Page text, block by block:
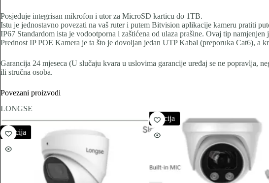
Posjeduje integrisan mikrofon i utor za MicroSD karticu do 1TB.
Istu je jednostavno povezati na vaš ruter i putem Bitvision aplikacije kameru pratiti
IP67 Standardom ista je vodootporna i zaštićena od ulaza prašine. Ovaj tip namjenjen
Prednost IP POE Kamera je ta što je dovoljan jedan UTP Kabal (preporuka Cat6),
Garancija 24 mjeseca (U slučaju kvara u uslovima garancije uređaj se ne
ili stručna osoba.
Povezani proizvodi
LONGSE
Akcija
Akcija